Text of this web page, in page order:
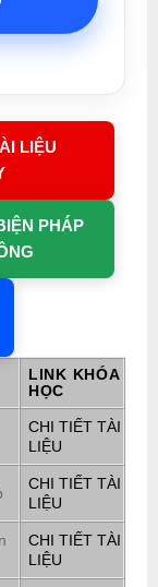
LIỆU
PHÁP
LINK KHÓA
HỌC
CHI TIẾT TÀI
LIỆU
CHI TIẾT TÀI
LIỆU
CHI TIẾT TÀI
LIỆU